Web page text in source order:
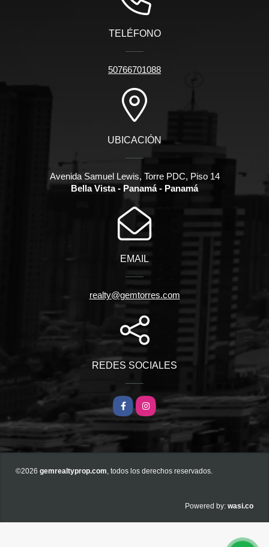
TELÉFONO
50766701088
UBICACIÓN
Avenida Samuel Lewis, Torre PDC, Piso 14
Bella Vista - Panamá - Panamá
EMAIL
realty@gemtorres.com
REDES SOCIALES
FacebookInstagram
©2026 gemrealtyprop.com , todos los derechos reservados.
Powered by: wasi.co